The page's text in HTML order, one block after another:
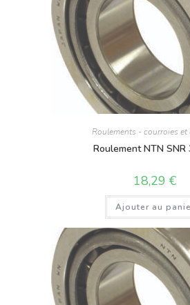
Roulements - courroies et
Roulement NTN SNR
18,29 €
Ajouter au